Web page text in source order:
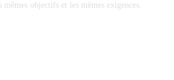
mêmes objectifs et les mêmes exigences.